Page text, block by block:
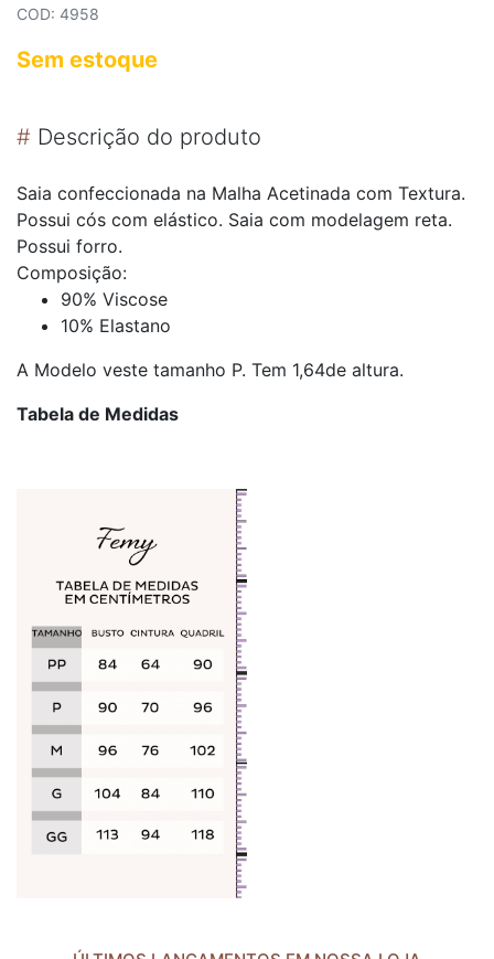
COD: 4958
Sem estoque
# Descrição do produto
Saia confeccionada na Malha Acetinada com Textura.
Possui cós com elástico. Saia com modelagem reta.
Possui forro.
Composição:
90% Viscose
10% Elastano
A Modelo veste tamanho P. Tem 1,64de altura.
Tabela de Medidas